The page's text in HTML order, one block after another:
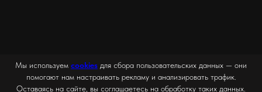
Мы используем cookies для сбора пользовательских данных — они
помогают нам настраивать рекламу и анализировать трафик.
Оставаясь на сайте, вы соглашаетесь на обработку таких данных.